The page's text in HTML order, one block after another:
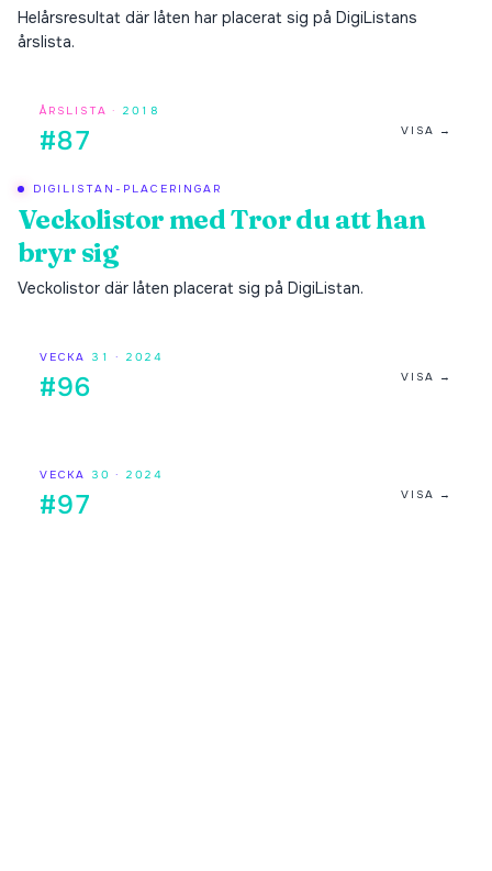
Helårsresultat där låten har placerat sig på DigiListans
årslista.
ÅRSLISTA · 2018
#87 VISA →
DIGILISTAN-PLACERINGAR
Veckolistor medTror du att han
bryr sig
Veckolistor där låten placerat sig på DigiListan.
VECKA 31 · 2024
#96 VISA →
VECKA 30 · 2024
#97 VISA →